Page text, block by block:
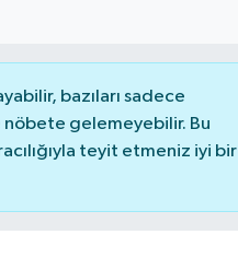
bazıları sadece
gelemeyebilir. Bu
teyit etmeniz iyi bir